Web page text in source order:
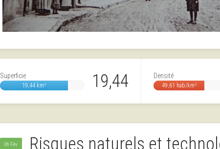
19,44
Superficie
19,44 km²
Densité
49,61 hab/km²
06 Fév Risques naturels et